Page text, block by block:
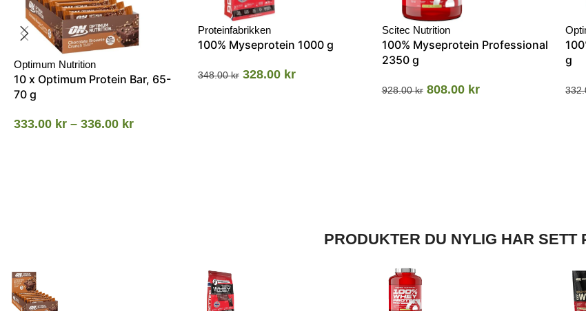
Optimum Nutrition
10 x Optimum Protein Bar, 65-
70 g
333.00 kr – 336.00 kr
Proteinfabrikken
100% Myseprotein 1000 g
348.00kr 328.00 kr
Scitec Nutrition
100% Myseprotein Professional
2350 g
928.00kr 808.00 kr
g
PRODUKTER DU NYLIG HAR SETT